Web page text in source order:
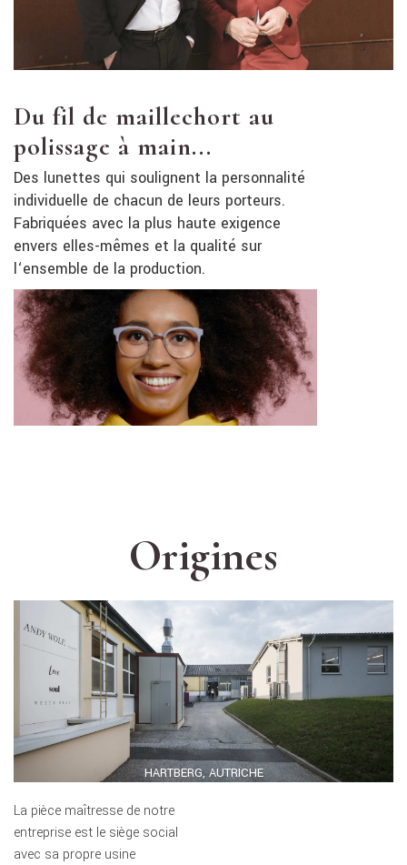
Du fil de maillechort au
polissage à main...
Des lunettes qui soulignent la personnalité
individuelle de chacun de leurs porteurs.
Fabriquées avec la plus haute exigence
envers elles-mêmes et la qualité sur
l‘ensemble de la production.
Origines
HARTBERG, AUTRICHE
La pièce maîtresse de notre
entreprise est le siège social
avec sa propre usine